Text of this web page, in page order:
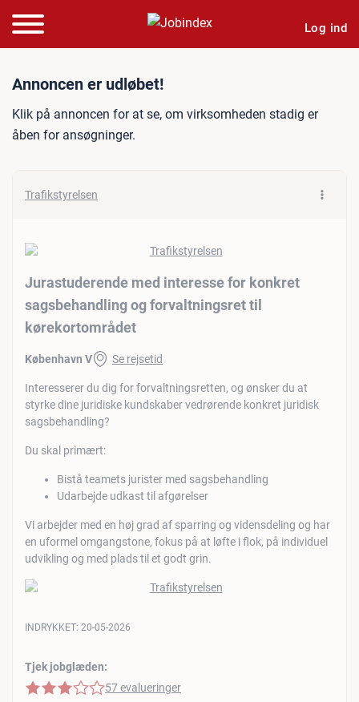
Log ind
Jobannonce:
Annoncen er udløbet!
Klik på annoncen for at se, om virksomheden stadig er
åben for ansøgninger.
Trafikstyrelsen
Jurastuderende med interesse for konkret
sagsbehandling og forvaltningsret til
kørekortområdet
København V Se rejsetid
Interesserer du dig for forvaltningsretten, og ønsker du at
styrke dine juridiske kundskaber vedrørende konkret juridisk
sagsbehandling?
Du skal primært:
Bistå teamets jurister med sagsbehandling
Udarbejde udkast til afgørelser
Vi arbejder med en høj grad af sparring og vidensdeling og har
en uformel omgangstone, fokus på at løfte i flok, på individuel
udvikling og med plads til et godt grin.
Tjek jobglæden:
3 af 5 stjerner
57 evalueringer
INDRYKKET: 20-05-2026